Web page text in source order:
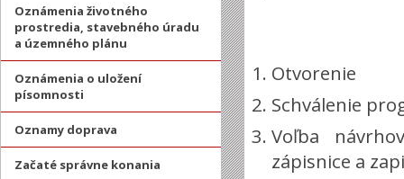
Oznámenia životného
prostredia, stavebného úradu
a územného plánu
Oznámenia o uložení
písomnosti
Oznamy doprava
Začaté správne konania
Otvorenie
Schválenie
Voľba
zápisnice a